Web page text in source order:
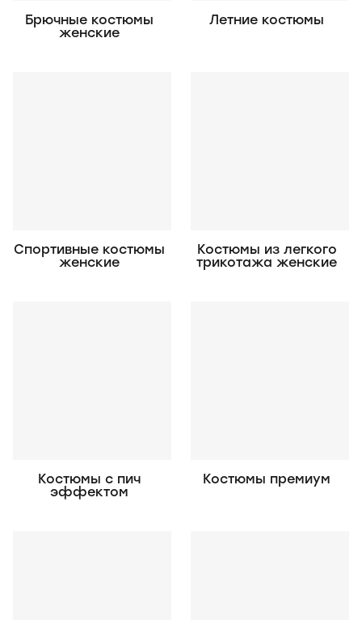
Брючные костюмы
женские
Летние костюмы
Спортивные костюмы
женские
Костюмы из легкого
трикотажа женские
Костюмы с пич
эффектом
Костюмы премиум